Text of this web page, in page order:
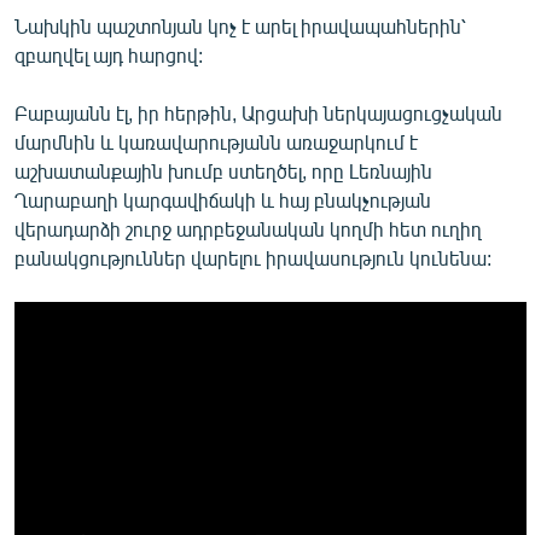
Նախկին պաշտոնյան կոչ է արել իրավապահներին՝
զբաղվել այդ հարցով:
Բաբայանն էլ, իր հերթին, Արցախի ներկայացուցչական
մարմնին և կառավարությանն առաջարկում է
աշխատանքային խումբ ստեղծել, որը Լեռնային
Ղարաբաղի կարգավիճակի և հայ բնակչության
վերադարձի շուրջ ադրբեջանական կողմի հետ ուղիղ
բանակցություններ վարելու իրավասություն կունենա: